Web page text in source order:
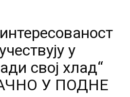
у
свој хлад“
У ПОДНЕ